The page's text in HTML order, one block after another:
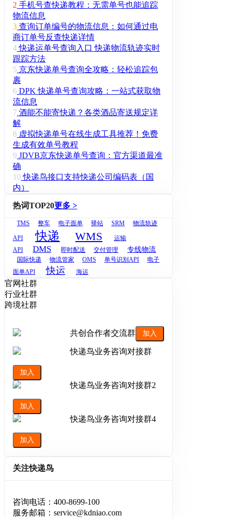
2 手机号查快递教程：无需单号也能追踪
物流信息
3 查询订单编号的物流信息：如何通过电
商订单号反查快递详情
4 快递运单号查询入口 快递物流轨迹实时
跟踪方法
5 京东快递单号查询全攻略：轻松追踪包
裹
6 DPK 快递单号查询攻略：一站式获取物
流信息
7 酒能不能寄快递？各类酒品寄送规定详
解
8 虚拟快递单号在线生成工具推荐！免费
生成有效单号教程
9 JDVB京东快递单号查询：官方渠道最准
确
10 快递鸟接口支持快递公司编码表（国
内）
热词TOP20更多 >
TMS 整车 电子面单 驿站 SRM 物流轨迹
API 快递 WMS
运输
API
DMS 即时配送 交付管理 专线物流
国际快递 物流管家 OMS 单号识别API
电子
面单API
快运 海运
官网社群
行业社群
跨境社群
共创合作者交流群 加入
快递鸟业务咨询对接群
加入
快递鸟业务咨询对接群2
加入
快递鸟业务咨询对接群4
加入
关注快递鸟
咨询电话：400-8699-100
服务邮箱：service@kdniao.com